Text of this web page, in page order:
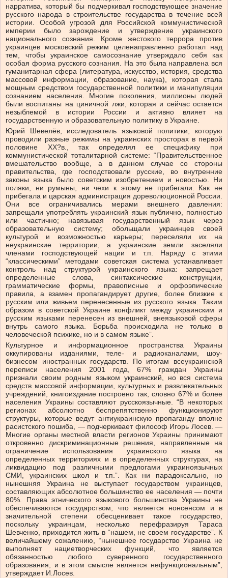
нарратива, который бы подчеркивал господствующее значение
русского народа в строительстве государства в течение всей
истории. Особой угрозой для Российской коммунистической
империи было зарождение и утверждение украинского
национального сознания. Кроме жестокого террора против
украинцев московский режим целенаправленно работал над
тем, чтобы украинское самосознание утверждало себя как
особая форма русского сознания. На это была направлена вся
гуманитарная сфера (литература, искусство, история, средства
массовой информации, образование, наука), которая стала
мощным средством государственной политики и манипуляции
сознанием населения. Многие поколения, миллионы людей
были воспитаны на циничной лжи, которая и сейчас остается
незыблемой в истории России и активно влияет на
государственную и образовательную политику в Украине.
Юрий Шевелёв, исследователь языковой политики, которую
проводили разные режимы на украинских просторах в первой
половине ХХ?в., так определял ее специфику при
коммунистической тоталитарной системе: “Правительственное
вмешательство вообще, а в данном случае со стороны
правительства, где господствовали русские, во внутренние
законы языка было советским изобретением и новостью. Ни
поляки, ни румыны, ни чехи к этому не прибегали. Как не
прибегала и царская администрация дореволюционной России.
Они все ограничивались мерами внешнего давления:
запрещали употреблять украинский язык публично, полностью
или частично; навязывая государственный язык через
образовательную систему; обольщали украинцев своей
культурой и возможностью карьеры; переселяли их на
неукраинские территории, а украинские земли заселяли
членами господствующей нации и т.п. Наряду с этими
“классическими” методами советская система устанавливает
контроль над структурой украинского языка: запрещает
определенные слова, синтаксические конструкции,
грамматические формы, правописные и орфоэпические
правила, а взамен пропагандирует другие, более близкие к
русским или живьем перенесенные из русского языка. Таким
образом в советской Украине конфликт между украинским и
русским языками перенесен из внешней, внеязыковой сферы
внутрь самого языка. Борьба происходила не только в
человеческой психике, но и в самом языке”.
Культурное и информационное пространства Украины
оккупированы изданиями, теле- и радиоканалами, шоу-
бизнесом иностранных государств. По итогам всеукраинской
переписи населения 2001 года, 67% граждан Украины
признали своим родным языком украинский, но вся система
средств массовой информации, культурных и развлекательных
учреждений, книгоиздание построено так, словно 67% и более
населения Украины составляют русскоязычные. “В некоторых
регионах абсолютно беспрепятственно функционируют
структуры, которые ведут антиукраинскую пропаганду вполне
расистского пошиба, — подчеркивает философ Игорь Лосев. —
Многие органы местной власти регионов Украины принимают
откровенно дискриминационные решения, направленные на
ограничение использования украинского языка на
определенных территориях и в определенных структурах, на
ликвидацию под различными предлогами украиноязычных
СМИ, украинских школ и т.п.”. Как ни парадоксально, но
нынешняя Украина не выступает государством украинцев,
составляющих абсолютное большинство ее населения — почти
80%. Права этнического языкового большинства Украины не
обеспечиваются государством, что является нонсенсом и в
значительной степени обесценивает такое государство,
поскольку украинцам, несколько перефразируя Тараса
Шевченко, приходится жить в “нашем, не своем государстве”. К
величайшему сожалению, “нынешнее государство Украина не
выполняет нациетворческих функций, что является
обязанностью любого суверенного государственного
образования, и в этом смысле является нефункциональным”,
утверждает И.Лосев.